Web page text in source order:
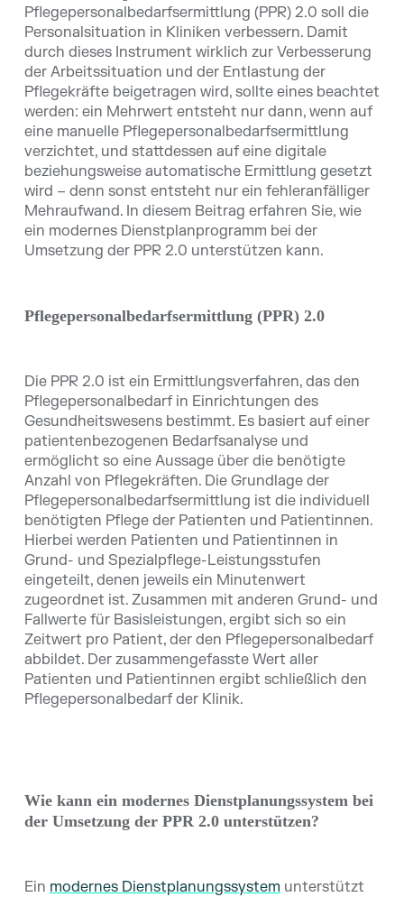
Pflegepersonalbedarfsermittlung (PPR) 2.0 soll die
Personalsituation in Kliniken verbessern. Damit
durch dieses Instrument wirklich zur Verbesserung
der Arbeitssituation und der Entlastung der
Pflegekräfte beigetragen wird, sollte eines beachtet
werden: ein Mehrwert entsteht nur dann, wenn auf
eine manuelle Pflegepersonalbedarfsermittlung
verzichtet, und stattdessen auf eine digitale
beziehungsweise automatische Ermittlung gesetzt
wird – denn sonst entsteht nur ein fehleranfälliger
Mehraufwand. In diesem Beitrag erfahren Sie, wie
ein modernes Dienstplanprogramm bei der
Umsetzung der PPR 2.0 unterstützen kann.
Pflegepersonalbedarfsermittlung (PPR) 2.0
Die PPR 2.0 ist ein Ermittlungsverfahren, das den
Pflegepersonalbedarf in Einrichtungen des
Gesundheitswesens bestimmt. Es basiert auf einer
patientenbezogenen Bedarfsanalyse und
ermöglicht so eine Aussage über die benötigte
Anzahl von Pflegekräften. Die Grundlage der
Pflegepersonalbedarfsermittlung ist die individuell
benötigten Pflege der Patienten und Patientinnen.
Hierbei werden Patienten und Patientinnen in
Grund- und Spezialpflege-Leistungsstufen
eingeteilt, denen jeweils ein Minutenwert
zugeordnet ist. Zusammen mit anderen Grund- und
Fallwerte für Basisleistungen, ergibt sich so ein
Zeitwert pro Patient, der den Pflegepersonalbedarf
abbildet. Der zusammengefasste Wert aller
Patienten und Patientinnen ergibt schließlich den
Pflegepersonalbedarf der Klinik.
Wie kann ein modernes Dienstplanungssystem bei
der Umsetzung der PPR 2.0 unterstützen?
Ein modernes Dienstplanungssystem unterstützt